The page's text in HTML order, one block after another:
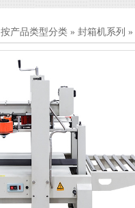
按产品类型分类 » 封箱机系列 »